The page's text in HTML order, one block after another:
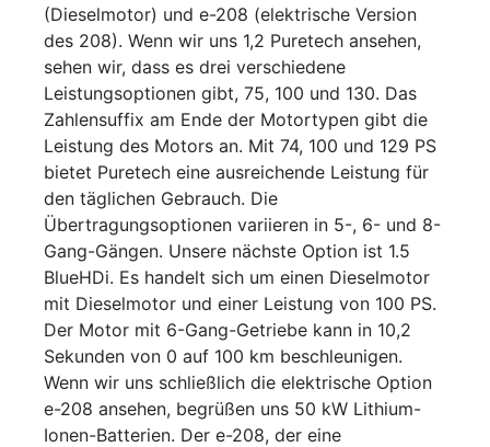
(Dieselmotor) und e-208 (elektrische Version
des 208). Wenn wir uns 1,2 Puretech ansehen,
sehen wir, dass es drei verschiedene
Leistungsoptionen gibt, 75, 100 und 130. Das
Zahlensuffix am Ende der Motortypen gibt die
Leistung des Motors an. Mit 74, 100 und 129 PS
bietet Puretech eine ausreichende Leistung für
den täglichen Gebrauch. Die
Übertragungsoptionen variieren in 5-, 6- und 8-
Gang-Gängen. Unsere nächste Option ist 1.5
BlueHDi. Es handelt sich um einen Dieselmotor
mit Dieselmotor und einer Leistung von 100 PS.
Der Motor mit 6-Gang-Getriebe kann in 10,2
Sekunden von 0 auf 100 km beschleunigen.
Wenn wir uns schließlich die elektrische Option
e-208 ansehen, begrüßen uns 50 kW Lithium-
Ionen-Batterien. Der e-208, der eine